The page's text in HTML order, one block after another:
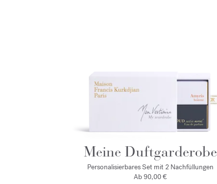
Meine Duftgarderobe
Personalisierbares Set mit 2 Nachfüllungen
Ab 90,00 €